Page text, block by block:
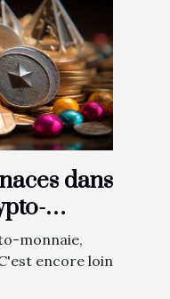
dans
monnaie,
encore loin